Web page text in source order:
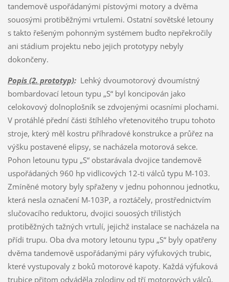
tandemově uspořádanými pístovými motory a dvěma
souosými protiběžnými vrtulemi. Ostatní sovětské letouny
s takto řešeným pohonným systémem buďto nepřekročily
ani stádium projektu nebo jejich prototypy nebyly
dokončeny.
Popis (2. prototyp):Lehký dvoumotorový dvoumístný
bombardovací letoun typu „S“ byl koncipován jako
celokovový dolnoplošník se zdvojenými ocasními plochami.
V protáhlé přední části štíhlého vřetenovitého trupu tohoto
stroje, který měl kostru příhradové konstrukce a průřez na
výšku postavené elipsy, se nacházela motorová sekce.
Pohon letounu typu „S“ obstarávala dvojice tandemově
uspořádaných 960 hp vidlicových 12-ti válců typu M-103.
Zmíněné motory byly spřaženy v jednu pohonnou jednotku,
která nesla označení M-103P, a roztáčely, prostřednictvím
slučovacího reduktoru, dvojici souosých třílistých
protiběžných tažných vrtulí, jejichž instalace se nacházela na
přídi trupu. Oba dva motory letounu typu „S“ byly opatřeny
dvěma tandemově uspořádanými páry výfukových trubic,
které vystupovaly z boků motorové kapoty. Každá výfuková
trubice přitom odváděla zplodiny od tří motorových válců.